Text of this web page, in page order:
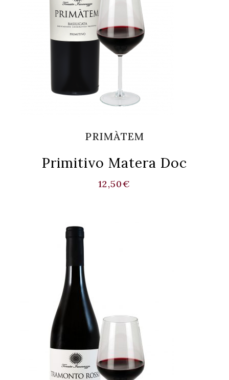
PRIMÀTEM
Primitivo Matera Doc
12,50€